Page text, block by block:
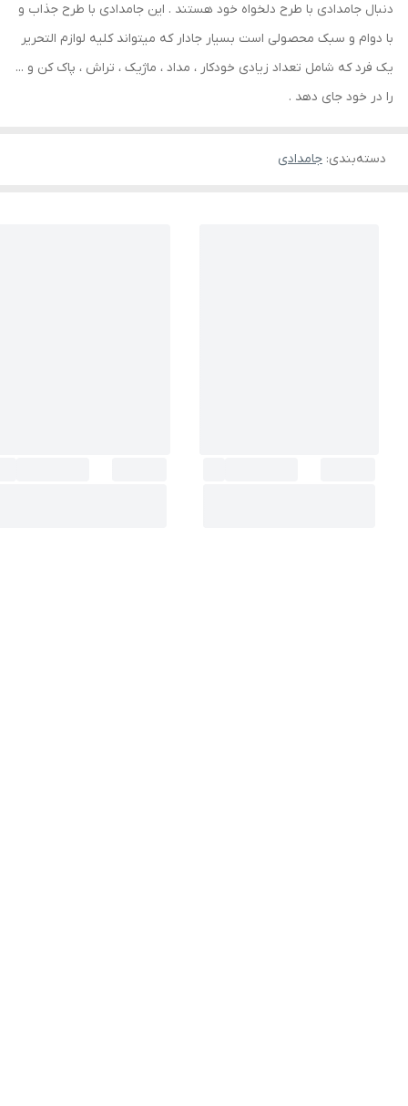
دنبال جامدادی با طرح دلخواه خود هستند . این جامدادی با طرح جذاب و
با دوام و سبک محصولی است بسیار جادار که میتواند کلیه لوازم التحریر
یک فرد که شامل تعداد زیادی خودکار ، مداد ، ماژیک ، تراش ، پاک کن و ...
را در خود جای دهد .
دسته‌بندی: جامدادی